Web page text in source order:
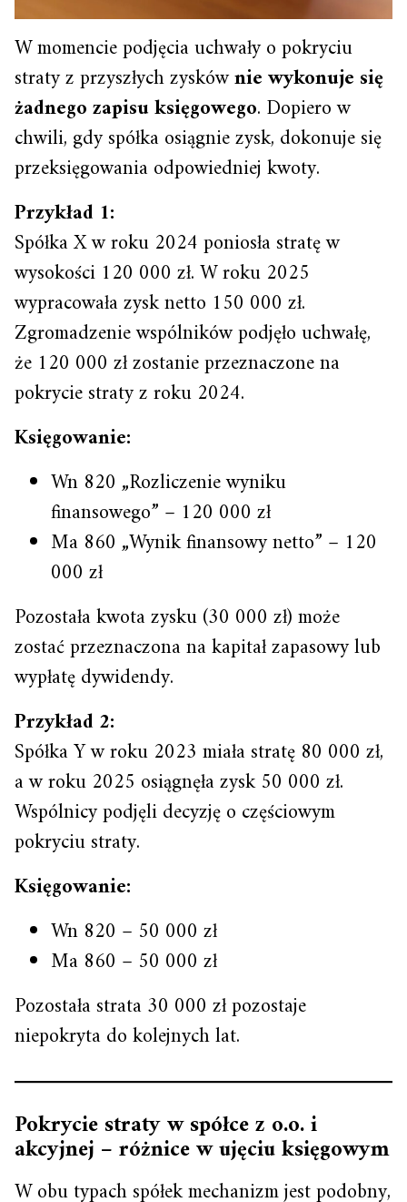
W momencie podjęcia uchwały o pokryciu
straty z przyszłych zyskównie wykonuje się
żadnego zapisu księgowego. Dopiero w
chwili, gdy spółka osiągnie zysk, dokonuje się
przeksięgowania odpowiedniej kwoty.
Przykład 1:
Spółka X w roku 2024 poniosła stratę w
wysokości 120 000 zł. W roku 2025
wypracowała zysk netto 150 000 zł.
Zgromadzenie wspólników podjęło uchwałę,
że 120 000 zł zostanie przeznaczone na
pokrycie straty z roku 2024.
Księgowanie:
Wn 820 „Rozliczenie wyniku
finansowego” – 120 000 zł
Ma 860 „Wynik finansowy netto” – 120
000 zł
Pozostała kwota zysku (30 000 zł) może
zostać przeznaczona na kapitał zapasowy lub
wypłatę dywidendy.
Przykład 2:
Spółka Y w roku 2023 miała stratę 80 000 zł,
a w roku 2025 osiągnęła zysk 50 000 zł.
Wspólnicy podjęli decyzję o częściowym
pokryciu straty.
Księgowanie:
Wn 820 – 50 000 zł
Ma 860 – 50 000 zł
Pozostała strata 30 000 zł pozostaje
niepokryta do kolejnych lat.
Pokrycie straty w spółce z o.o. i
akcyjnej – różnice w ujęciu księgowym
W obu typach spółek mechanizm jest podobny,